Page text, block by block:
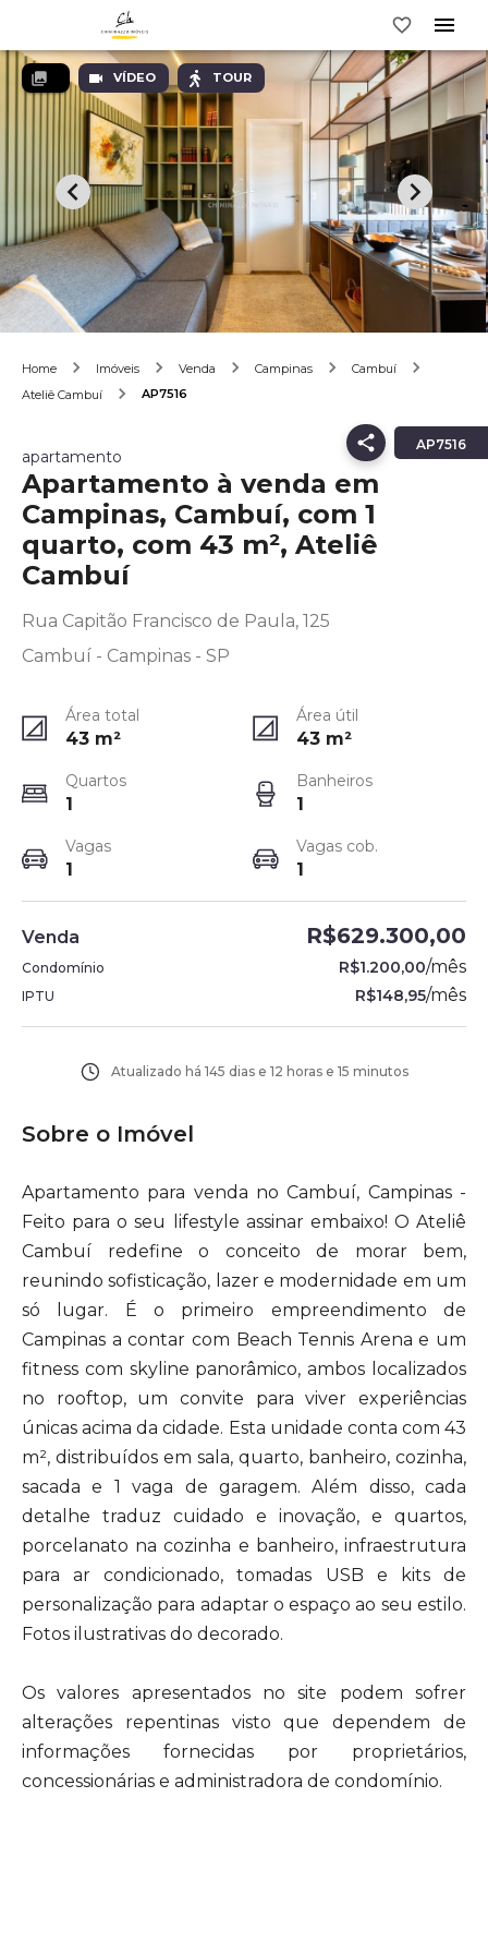
VÍDEO TOUR
Home Imóveis Venda Campinas
Cambuí
Ateliê Cambuí
AP7516
AP7516
apartamento
Apartamento à venda em
Campinas, Cambuí, com 1
quarto, com 43 m², Ateliê
Cambuí
Rua Capitão Francisco de Paula, 125
Cambuí - Campinas - SP
Área total
43 m²
Área útil
43 m²
Quartos
1
Banheiros
1
Vagas
1
Vagas cob.
1
Venda R$629.300,00
Condomínio R$1.200,00/mês
IPTU R$148,95/mês
Atualizado há 145 dias e 12 horas e 15 minutos
Sobre o Imóvel
Apartamento para venda no Cambuí, Campinas -
Feito para o seu lifestyle assinar embaixo! O Ateliê
Cambuí redefine o conceito de morar bem,
reunindo sofisticação, lazer e modernidade em um
só lugar. É o primeiro empreendimento de
Campinas a contar com Beach Tennis Arena e um
fitness com skyline panorâmico, ambos localizados
no rooftop, um convite para viver experiências
únicas acima da cidade. Esta unidade conta com 43
m², distribuídos em sala, quarto, banheiro, cozinha,
sacada e 1 vaga de garagem. Além disso, cada
detalhe traduz cuidado e inovação, e quartos,
porcelanato na cozinha e banheiro, infraestrutura
para ar condicionado, tomadas USB e kits de
personalização para adaptar o espaço ao seu estilo.
Fotos ilustrativas do decorado.
Os valores apresentados no site podem sofrer
alterações repentinas visto que dependem de
informações fornecidas por proprietários,
concessionárias e administradora de condomínio.